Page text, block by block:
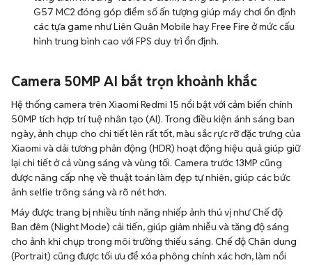
G57 MC2 đóng góp điểm số ấn tượng giúp máy chơi ổn định
các tựa game như Liên Quân Mobile hay Free Fire ở mức cấu
hình trung bình cao với FPS duy trì ổn định.
Camera 50MP AI bắt trọn khoảnh khắc
Hệ thống camera trên Xiaomi Redmi 15 nổi bật với cảm biến chính
50MP tích hợp trí tuệ nhân tạo (AI). Trong điều kiện ánh sáng ban
ngày, ảnh chụp cho chi tiết lên rất tốt, màu sắc rực rỡ đặc trưng của
Xiaomi và dải tương phản động (HDR) hoạt động hiệu quả giúp giữ
lại chi tiết ở cả vùng sáng và vùng tối. Camera trước 13MP cũng
được nâng cấp nhẹ về thuật toán làm đẹp tự nhiên, giúp các bức
ảnh selfie trông sáng và rõ nét hơn.
Máy được trang bị nhiều tính năng nhiếp ảnh thú vị như Chế độ
Ban đêm (Night Mode) cải tiến, giúp giảm nhiễu và tăng độ sáng
cho ảnh khi chụp trong môi trường thiếu sáng. Chế độ Chân dung
(Portrait) cũng được tối ưu để xóa phông chính xác hơn, làm nổi